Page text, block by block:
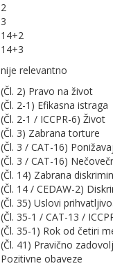
2
3
14+2
14+3
nije relevantno
(Čl. 2) Pravo na život
(Čl. 2-1) Efikasna istraga
(Čl. 2-1 / ICCPR-6) Život
(Čl. 3) Zabrana torture
(Čl. 3 / CAT-16)
(Čl. 3 / CAT-16)
(Čl. 14) Zabrana
(Čl. 14 / CEDAW-2)
(Čl. 35) Uslovi
(Čl. 35-1 / CAT-13 /
(Čl. 35-1) Rok od četiri
(Čl. 41) Pravično
Pozitivne obaveze